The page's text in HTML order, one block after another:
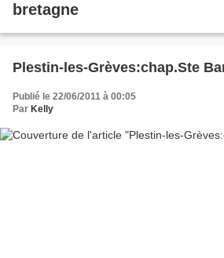
bretagne
Plestin-les-Grèves:chap.Ste
Publié le 22/06/2011 à 00:05
Par Kelly